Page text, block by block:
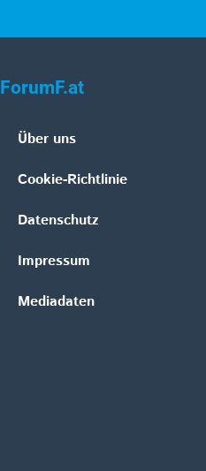
ForumF.at
Über uns
Cookie-Richtlinie
Datenschutz
Impressum
Mediadaten